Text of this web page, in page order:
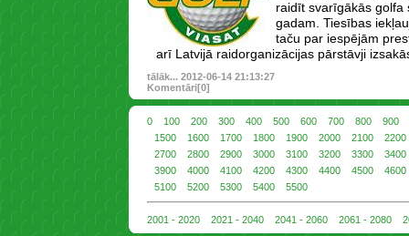
raidīt svarīgākās golfa
gadam. Tiesības
taču par iespējām
arī Latvijā raidorganizācijas pārstāvji
tālāk... 2012-06-14 21:13:27
Komentāri[0]
0 100 200 300 400 500 600 700 800
900
1500
1600 1700 1800 1900 2000 2100
2200
2700
2800 2900 3000 3100 3200 3300
3400
3900
4000 4100 4200 4300 4400 4500
4600
5100
5200 5300 5400 5500
2001 - 2020 2021 - 2040 2041 - 2060 2061 - 2080